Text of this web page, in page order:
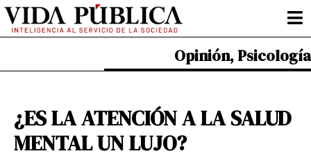
Ir
contenido
Opinión,Psicología
¿ES LA ATENCIÓN A LA SALUD
MENTAL UN LUJO?